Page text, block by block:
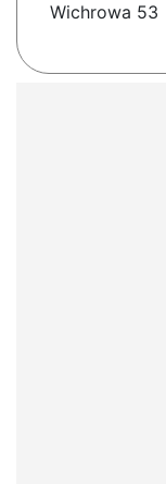
Wichrowa 53